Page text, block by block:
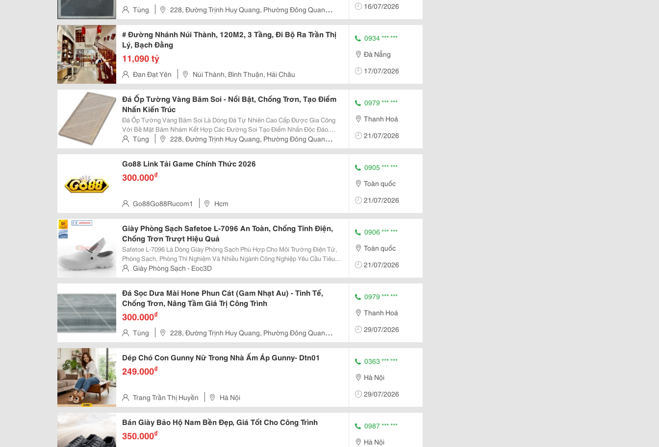
Tùng
228, Đường Trịnh Huy Quang, Phường Đông Quang,
Tỉnh Thanh Hóa
16/07/2026
# Đường Nhánh Núi Thành, 120M2, 3 Tầng, Đi Bộ Ra Trần Thị
Lý, Bạch Đằng
11,090 tỷ
Đan Đạt Yên Núi Thành, Bình Thuận, Hải Châu
0934 *** ***
Đà Nẵng
17/07/2026
Đá Ốp Tường Vàng Băm Soi - Nổi Bật, Chống Trơn, Tạo Điểm
Nhấn Kiến Trúc
Đá Ốp Tường Vàng Băm Soi Là Dòng Đá Tự Nhiên Cao Cấp Được Gia Công
Với Bề Mặt Băm Nhám Kết Hợp Các Đường Soi Tạo Điểm Nhấn Độc Đáo.
Gam Màu Vàng Tự Nhiên Mang Đến Cảm Giác Ấm Áp, Sang Trọng, Trong Khi
Bề Mặt Băm Soi Giúp Công Trình Có Chiều Sâu Và Vẻ...
Tùng
228, Đường Trịnh Huy Quang, Phường Đông Quang,
Tỉnh Thanh Hóa
0979 *** ***
Thanh Hoá
21/07/2026
Go88 Link Tải Game Chính Thức 2026
300.000₫
Go88Go88Rucom1 Hcm
0905 *** ***
Toàn quốc
21/07/2026
Giày Phòng Sạch Safetoe L-7096 An Toàn, Chống Tĩnh Điện,
Chống Trơn Trượt Hiệu Quả
Safetoe L-7096 Là Dòng Giày Phòng Sạch Phù Hợp Cho Môi Trường Điện Tử,
Phòng Sạch, Phòng Thí Nghiệm Và Nhiều Ngành Công Nghiệp Yêu Cầu Tiêu
Chuẩn An Toàn Cao. ✅ Chống Tĩnh Điện Esd Hiệu Quả ✅ Mũi Thép Chịu Lực
200J Bảo Vệ Bàn Chân Tối Ưu ✅ Chất...
Giày Phòng Sạch - Eoc3D
0906 *** ***
Toàn quốc
21/07/2026
Đá Sọc Dưa Mài Hone Phun Cát (Gam Nhạt Au) - Tinh Tế,
Chống Trơn, Nâng Tầm Giá Trị Công Trình
300.000₫
Tùng
228, Đường Trịnh Huy Quang, Phường Đông Quang,
Tỉnh Thanh Hóa
0979 *** ***
Thanh Hoá
29/07/2026
Dép Chó Con Gunny Nữ Trong Nhà Ấm Áp Gunny- Dtn01
249.000₫
Trang Trần Thị Huyền Hà Nội
0363 *** ***
Hà Nội
29/07/2026
Bán Giày Bảo Hộ Nam Bền Đẹp, Giá Tốt Cho Công Trình
350.000₫
0987 *** ***
Hà Nội